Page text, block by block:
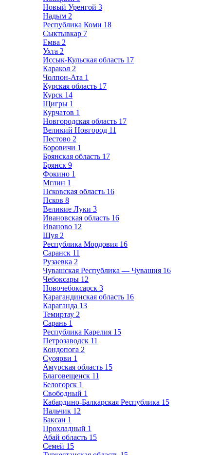
Новый Уренгой 3
Надым 2
Республика Коми 18
Сыктывкар 7
Емва 2
Ухта 2
Иссык-Кульская область 17
Каракол 2
Чолпон-Ата 1
Курская область 17
Курск 14
Щигры 1
Курчатов 1
Новгородская область 17
Великий Новгород 11
Пестово 2
Боровичи 1
Брянская область 17
Брянск 9
Фокино 1
Мглин 1
Псковская область 16
Псков 8
Великие Луки 3
Ивановская область 16
Иваново 12
Шуя 2
Республика Мордовия 16
Саранск 11
Рузаевка 2
Чувашская Республика — Чувашия 16
Чебоксары 12
Новочебоксарск 3
Карагандинская область 16
Караганда 13
Темиртау 2
Сарань 1
Республика Карелия 15
Петрозаводск 11
Кондопога 2
Суоярви 1
Амурская область 15
Благовещенск 11
Белогорск 1
Свободный 1
Кабардино-Балкарская Республика 15
Нальчик 12
Баксан 1
Прохладный 1
Абай область 15
Семей 15